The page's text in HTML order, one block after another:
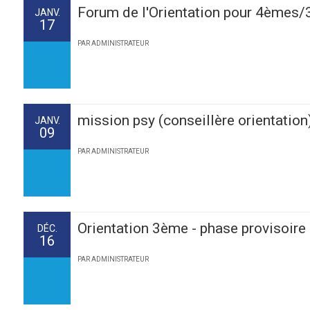
Forum de l'Orientation pour 4èmes/
PAR ADMINISTRATEUR
JANV.
17
mission psy (conseillère
PAR ADMINISTRATEUR
JANV.
09
Orientation 3ème - phase provisoire
PAR ADMINISTRATEUR
DÉC.
16